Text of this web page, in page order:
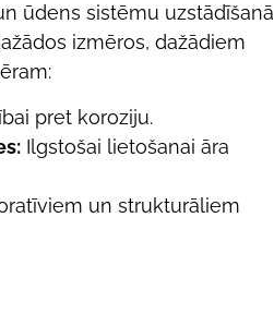
ūdens sistēmu uzstādīšanā
izmēros, dažādiem
pret koroziju.
Ilgstošai lietošanai āra
un strukturāliem